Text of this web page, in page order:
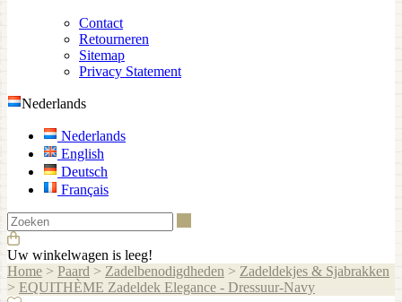
Contact
Retourneren
Sitemap
Privacy Statement
Nederlands
Nederlands
English
Deutsch
Français
Uw winkelwagen is leeg!
Home > Paard > Zadelbenodigdheden > Zadeldekjes & Sjabrakken
> EQUITHÈME Zadeldek Elegance - Dressuur-Navy